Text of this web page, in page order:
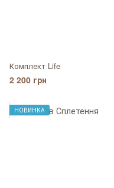
Комплект Life
2 200 грн
НОВИНКА